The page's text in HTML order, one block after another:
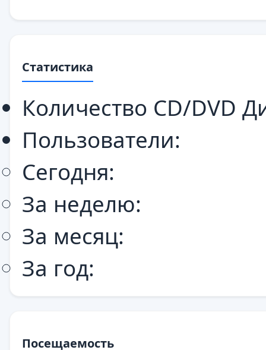
Статистика
Количество CD/DVD
Пользователи:
Сегодня:
За неделю:
За месяц:
За год:
Посещаемость